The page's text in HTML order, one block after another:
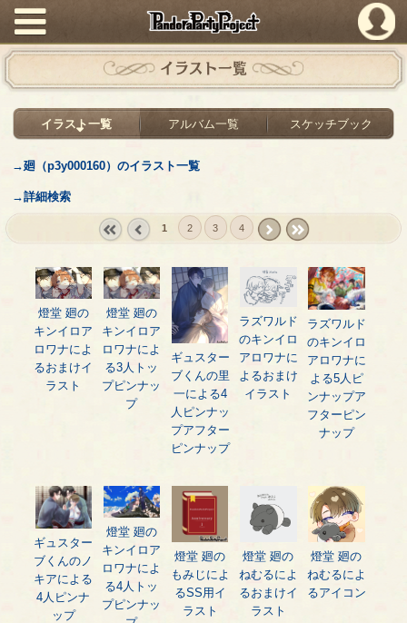
PandoraPartyProject
イラスト一覧
イラスト一覧 アルバム一覧 スケッチブック
→廻（p3y000160）のイラスト一覧
→詳細検索
prev
1 2 3 4
燈堂 廻の
キンイロア
ロワナによ
るおまけイ
ラスト
燈堂 廻の
キンイロア
ロワナによ
る3人トッ
プピンナッ
プ
ギュスター
ブくんの里
一による4
人ピンナッ
プアフター
ピンナップ
ラズワルド
のキンイロ
アロワナに
よるおまけ
イラスト
ラズワルド
のキンイロ
アロワナに
よる5人ピ
ンナップア
フターピン
ナップ
ギュスター
ブくんのノ
キアによる
4人ピンナ
ップ
燈堂 廻の
キンイロア
ロワナによ
る4人トッ
プピンナッ
燈堂 廻の
もみじによ
るSS用イ
ラスト
燈堂 廻の
ねむるによ
るおまけイ
ラスト
燈堂 廻の
ねむるによ
るアイコン